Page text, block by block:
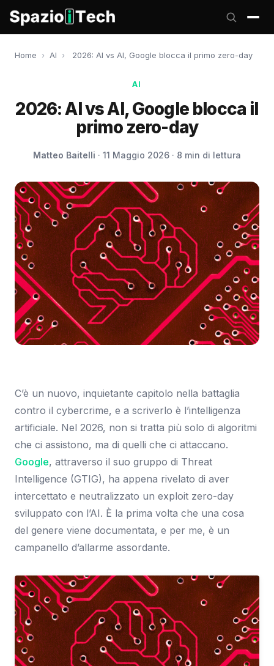
Home › AI › 2026: AI vs AI, Google blocca il primo zero-day
AI
2026: AI vs AI, Google blocca il
primo zero-day
Matteo Baitelli · 11 Maggio 2026 · 8 min di lettura
C’è un nuovo, inquietante capitolo nella battaglia
contro il cybercrime, e a scriverlo è l’intelligenza
artificiale. Nel 2026, non si tratta più solo di algoritmi
che ci assistono, ma di quelli che ci attaccano.
Google, attraverso il suo gruppo di Threat
Intelligence (GTIG), ha appena rivelato di aver
intercettato e neutralizzato un exploit zero-day
sviluppato con l’AI. È la prima volta che una cosa
del genere viene documentata, e per me, è un
campanello d’allarme assordante.